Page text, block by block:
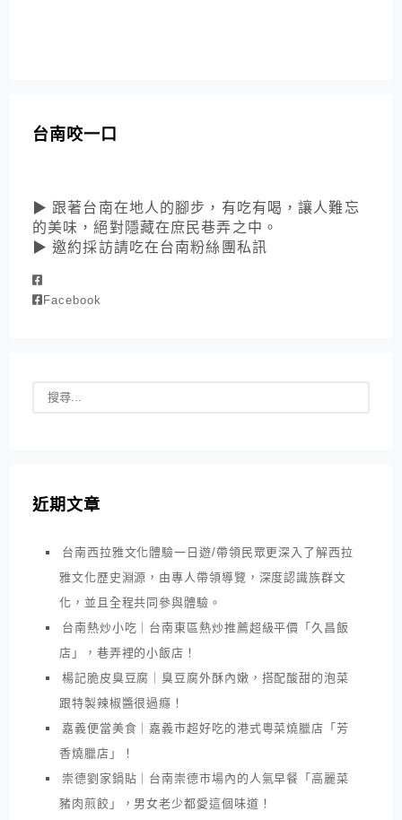
台南咬一口
▶ 跟著台南在地人的腳步，有吃有喝，讓人難忘
的美味，絕對隱藏在庶民巷弄之中。
▶ 邀約採訪請吃在台南粉絲團私訊
Facebook
近期文章
台南西拉雅文化體驗一日遊/帶領民眾更深入了解西拉
雅文化歷史淵源，由專人帶領導覽，深度認識族群文
化，並且全程共同參與體驗。
台南熱炒小吃｜台南東區熱炒推薦超級平價「久昌飯
店」，巷弄裡的小飯店！
楊記脆皮臭豆腐｜臭豆腐外酥內嫩，搭配酸甜的泡菜
跟特製辣椒醬很過癮！
嘉義便當美食｜嘉義市超好吃的港式粵菜燒臘店「芳
香燒臘店」！
崇德劉家鍋貼｜台南崇德市場內的人氣早餐「高麗菜
豬肉煎餃」，男女老少都愛這個味道！